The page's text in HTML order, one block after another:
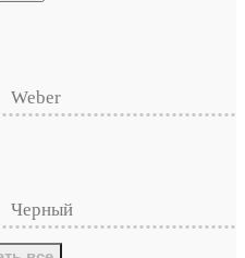
Weber
Черный